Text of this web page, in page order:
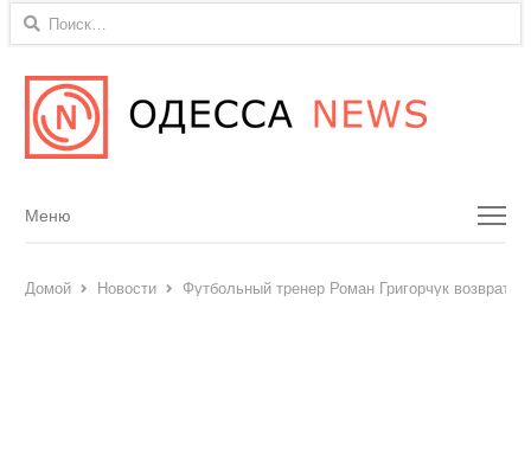
Найти:
Menu
Меню
Домой Новости Футбольный тренер Роман Григорчук